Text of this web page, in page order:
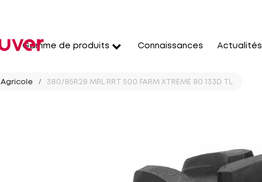
Gamme de produits Connaissances Actualités
Agricole 380/85R28 MRL RRT 500 FARM XTREME 80 133D TL